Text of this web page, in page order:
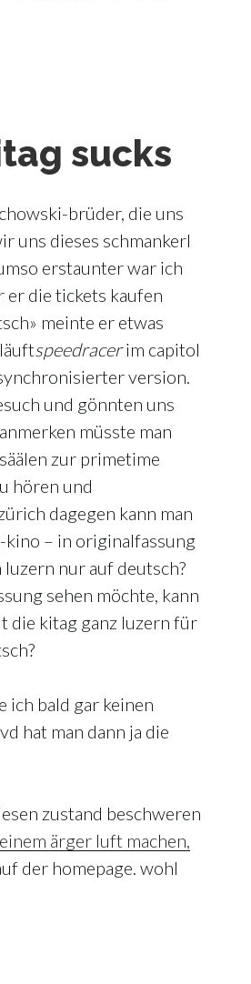
sucks
brüder, die uns
uns dieses schmankerl
erstaunter war ich
er die tickets kaufen
meinte er etwas
speedracerim capitol
version.
und gönnten uns
müsste man
zur primetime
hören und
dagegen kann man
kino – in originalfassung
nur auf deutsch?
sehen möchte, kann
die kitag ganz luzern für
ich bald gar keinen
hat man dann ja die
zustand beschweren
ärger luft machen,
der homepage. wohl